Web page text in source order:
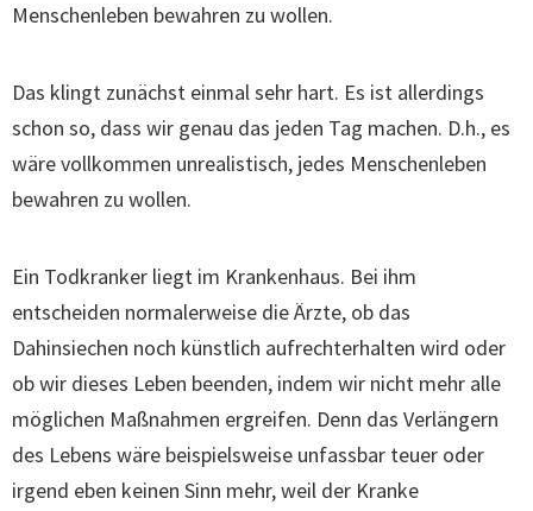
Menschenleben bewahren zu wollen.
Das klingt zunächst einmal sehr hart. Es ist allerdings
schon so, dass wir genau das jeden Tag machen. D.h., es
wäre vollkommen unrealistisch, jedes Menschenleben
bewahren zu wollen.
Ein Todkranker liegt im Krankenhaus. Bei ihm
entscheiden normalerweise die Ärzte, ob das
Dahinsiechen noch künstlich aufrechterhalten wird oder
ob wir dieses Leben beenden, indem wir nicht mehr alle
möglichen Maßnahmen ergreifen. Denn das Verlängern
des Lebens wäre beispielsweise unfassbar teuer oder
irgend eben keinen Sinn mehr, weil der Kranke